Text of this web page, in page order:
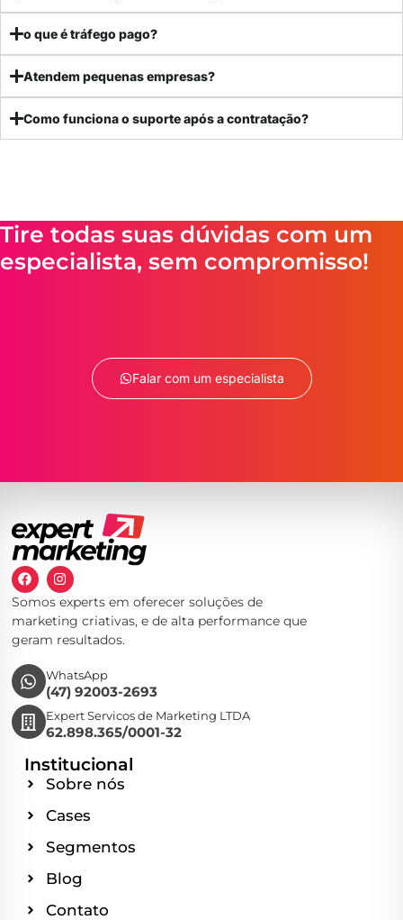
o que é tráfego pago?
Atendem pequenas empresas?
Como funciona o suporte após a contratação?
Tire todas suas dúvidas com um
especialista, sem compromisso!
Falar com um especialista
Somos experts em oferecer soluções de
marketing criativas, e de alta performance que
geram resultados.
WhatsApp
(47) 92003-2693
Expert Servicos de Marketing LTDA
62.898.365/0001-32
Institucional
Sobre nós
Cases
Segmentos
Blog
Contato